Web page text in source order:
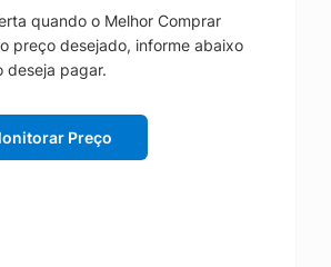
quando o Melhor Comprar
preço desejado, informe abaixo
deseja pagar.
Preço